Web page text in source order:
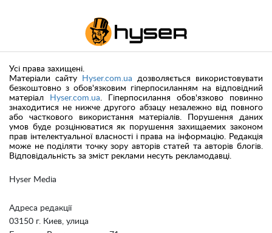
Hyser Media
Адреса редакції
03150 г. Киев, улица
Усі права захищені.
Матеріали сайту
Hyser.com.ua дозволяється використовувати
безкоштовно з обов'язковим гіперпосиланням на відповідний
матеріал
Hyser.com.ua. Гіперпосилання обов'язково повинно
знаходитися не нижче другого абзацу незалежно від повного
або часткового використання матеріалів. Порушення даних
умов буде розцінюватися як порушення захищаемих законом
прав інтелектуальної власності і права на інформацію. Редакція
може не поділяти точку зору авторів статей та авторів блогів.
Відповідальність за зміст реклами несуть рекламодавці.